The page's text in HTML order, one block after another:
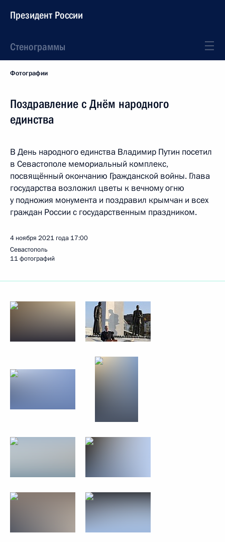
Президент России
Стенограммы
Фотографии
Поздравление с Днём народного
единства
В День народного единства Владимир Путин посетил
в Севастополе мемориальный комплекс,
посвящённый окончанию Гражданской войны. Глава
государства возложил цветы к вечному огню
у подножия монумента и поздравил крымчан и всех
граждан России с государственным праздником.
4 ноября 2021 года 17:00
Севастополь
11 фотографий